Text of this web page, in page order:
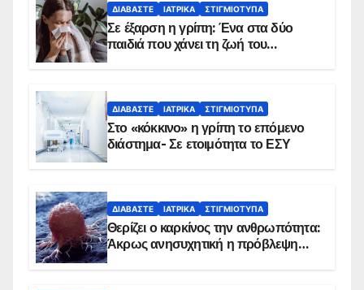
ΔΙΑΒΆΣΤΕ ΙΑΤΡΙΚΆ ΣΤΙΓΜΙΌΤΥΠΑ
Σε έξαρση η γρίπη: Ένα στα δύο
παιδιά που χάνει τη ζωή του
ΔΙΑΒΆΣΤΕ ΙΑΤΡΙΚΆ ΣΤΙΓΜΙΌΤΥΠΑ
Στο «κόκκινο» η γρίπη το επόμενο
διάστημα- Σε ετοιμότητα το ΕΣΥ
ΔΙΑΒΆΣΤΕ ΙΑΤΡΙΚΆ ΣΤΙΓΜΙΌΤΥΠΑ
Θερίζει ο καρκίνος την ανθρωπότητα:
Άκρως ανησυχητική η πρόβλεψη…